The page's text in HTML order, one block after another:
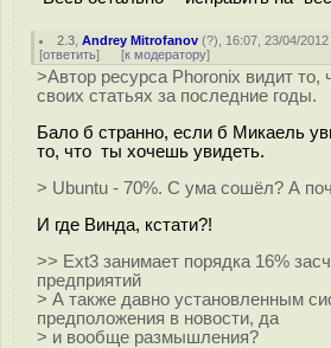
2.3 ,Andrey Mitrofanov (?), 16:07, 23/04/2012
[ответить] [к модератору]
>Автор ресурса Phoronix видит то,
своих статьях за последние годы.
Бало б странно, если б Микаель
то, что ты хочешь увидеть.
> Ubuntu - 70%. С ума сошёл? А
И где Винда, кстати?!
>> Ext3 занимает порядка 16%
предприятий
> А также давно установленным
предположения в новости, да
> и вообще размышления?